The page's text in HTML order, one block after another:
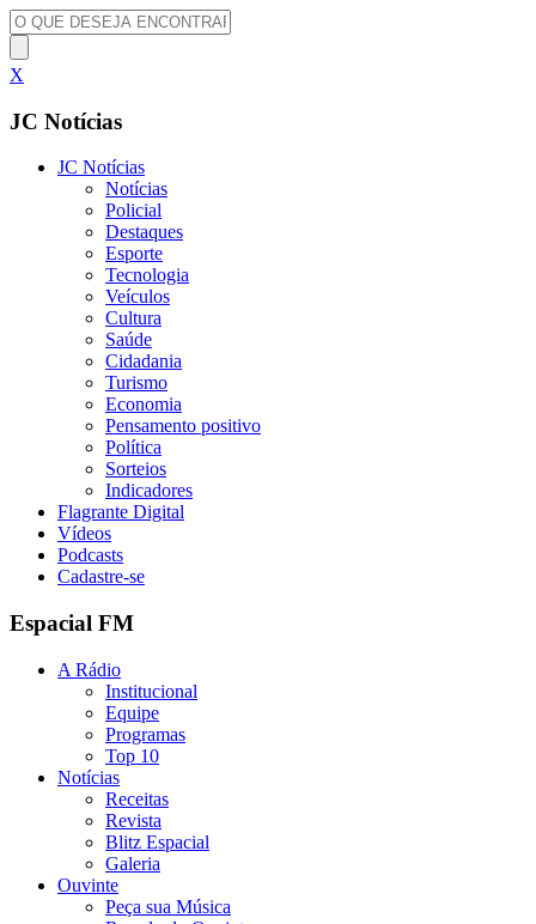
X
JC Notícias
JC Notícias
Notícias
Policial
Destaques
Esporte
Tecnologia
Veículos
Cultura
Saúde
Cidadania
Turismo
Economia
Pensamento positivo
Política
Sorteios
Indicadores
Flagrante Digital
Vídeos
Podcasts
Cadastre-se
Espacial FM
A Rádio
Institucional
Equipe
Programas
Top 10
Notícias
Receitas
Revista
Blitz Espacial
Galeria
Ouvinte
Peça sua Música